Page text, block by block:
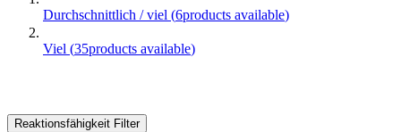
Durchschnittlich / viel (6products available)
Viel (35products available)
Reaktionsfähigkeit Filter